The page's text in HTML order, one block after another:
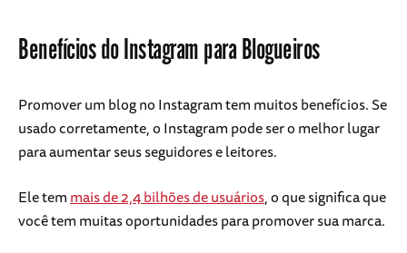
Benefícios do Instagram para Blogueiros
Promover um blog no Instagram tem muitos benefícios. Se
usado corretamente, o Instagram pode ser o melhor lugar
para aumentar seus seguidores e leitores.
Ele temmais de 2,4 bilhões de usuários, o que significa que
você tem muitas oportunidades para promover sua marca.